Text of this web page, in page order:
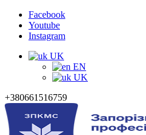
Facebook
Youtube
Instagram
UK
EN
UK
+380661516759